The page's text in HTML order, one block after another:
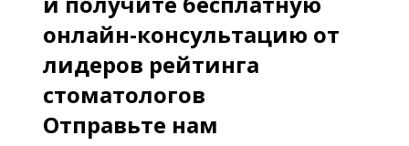
онлайн-консультацию от
лидеров рейтинга
стоматологов
Отправьте нам